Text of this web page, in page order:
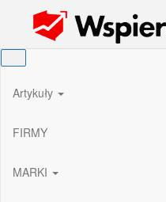
Wspieram Rozwój PL
Artykuły
FIRMY
MARKI